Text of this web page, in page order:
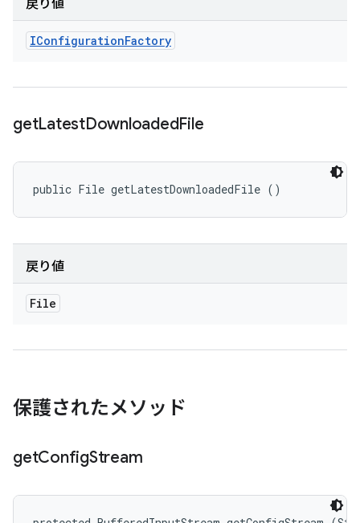
戻り値
IConfigurationFactory
getLatestDownloadedFile
public File getLatestDownloadedFile ()
戻り値
File
保護されたメソッド
getConfigStream